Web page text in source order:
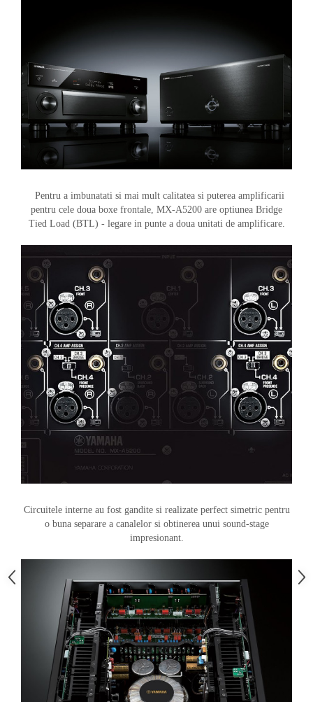
Pentru a imbunatati si mai mult calitatea si puterea amplificarii
pentru cele doua boxe frontale, MX-A5200 are optiunea Bridge
Tied Load (BTL) - legare in punte a doua unitati de amplificare.
Circuitele interne au fost gandite si realizate perfect simetric pentru
o buna separare a canalelor si obtinerea unui sound-stage
impresionant.